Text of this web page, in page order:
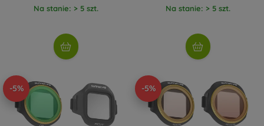
Na stanie: > 5 szt. Na stanie: > 5 szt.
-5% -5%